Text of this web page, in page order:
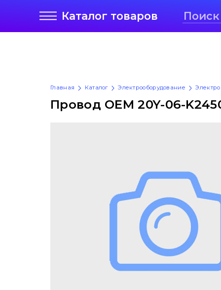
Каталог товаров
Главная Каталог Электрооборудование
Провод OEM 20Y-06-